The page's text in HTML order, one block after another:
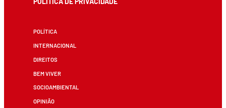
POLÍTICA
INTERNACIONAL
DIREITOS
BEM VIVER
SOCIOAMBIENTAL
OPINIÃO